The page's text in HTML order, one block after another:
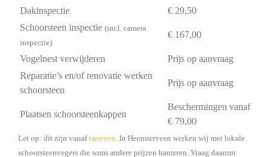
Dakinspectie
€ 29,50
Schoorsteen inspectie (incl. camera
inspectie)
€ 167,00
Vogelnest verwijderen
Prijs op aanvraag
Reparatie’s en/of renovatie werken
schoorsteen
Prijs op aanvraag
Plaatsen schoorsteenkappen
Beschermingen vanaf
€ 79,00
Let op: dit zijn vanaftarieven . In Heemserveen werken wij met lokale
schoorsteenvegers die soms andere prijzen hanteren. Vraag daarom